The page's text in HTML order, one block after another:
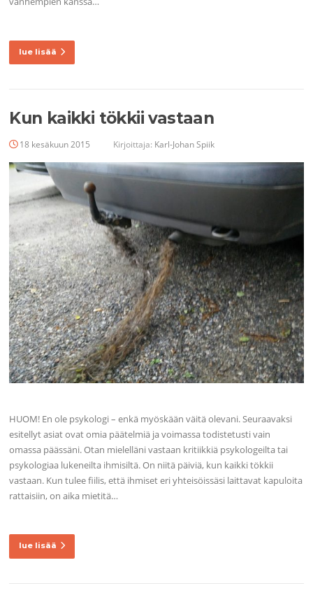
lue lisää
Kun kaikki tökkii vastaan
18 kesäkuun 2015 Kirjoittaja: Karl-Johan Spiik
HUOM! En ole psykologi – enkä myöskään väitä olevani. Seuraavaksi
esitellyt asiat ovat omia päätelmiä ja voimassa todistetusti vain
omassa päässäni. Otan mielelläni vastaan kritiikkiä psykologeilta tai
psykologiaa lukeneilta ihmisiltä. On niitä päiviä, kun kaikki tökkii
vastaan. Kun tulee fiilis, että ihmiset eri yhteisöissäsi laittavat kapuloita
rattaisiin, on aika mietitä…
lue lisää